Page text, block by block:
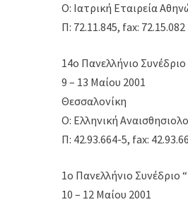
Ο: Ιατρική Εταιρεία
Π: 72.11.845, fax: 72.15.082
14ο Πανελλήνιο
9 – 13 Μαίου 2001
Θεσσαλονίκη
Ο: Ελληνική
Π: 42.93.664-5, fax:
1ο Πανελλήνιο Συνέδριο
10 – 12 Μαίου 2001